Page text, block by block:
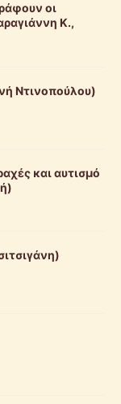
οι
Κ.,
Ντινοπούλου)
και αυτισμό